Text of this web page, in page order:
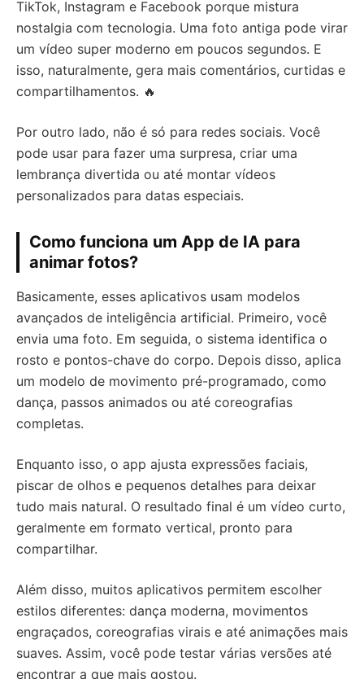
TikTok, Instagram e Facebook porque mistura
nostalgia com tecnologia. Uma foto antiga pode virar
um vídeo super moderno em poucos segundos. E
isso, naturalmente, gera mais comentários, curtidas e
compartilhamentos. 🔥
Por outro lado, não é só para redes sociais. Você
pode usar para fazer uma surpresa, criar uma
lembrança divertida ou até montar vídeos
personalizados para datas especiais.
Como funciona um App de IA para
animar fotos?
Basicamente, esses aplicativos usam modelos
avançados de inteligência artificial. Primeiro, você
envia uma foto. Em seguida, o sistema identifica o
rosto e pontos-chave do corpo. Depois disso, aplica
um modelo de movimento pré-programado, como
dança, passos animados ou até coreografias
completas.
Enquanto isso, o app ajusta expressões faciais,
piscar de olhos e pequenos detalhes para deixar
tudo mais natural. O resultado final é um vídeo curto,
geralmente em formato vertical, pronto para
compartilhar.
Além disso, muitos aplicativos permitem escolher
estilos diferentes: dança moderna, movimentos
engraçados, coreografias virais e até animações mais
suaves. Assim, você pode testar várias versões até
encontrar a que mais gostou.